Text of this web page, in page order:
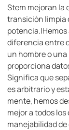
Stem mejoran la
transición limpia
diferencia entre
un hombre o una
proporciona
Significa que
es arbitrario y
mente, hemos
mejor a todos
manejabilidad